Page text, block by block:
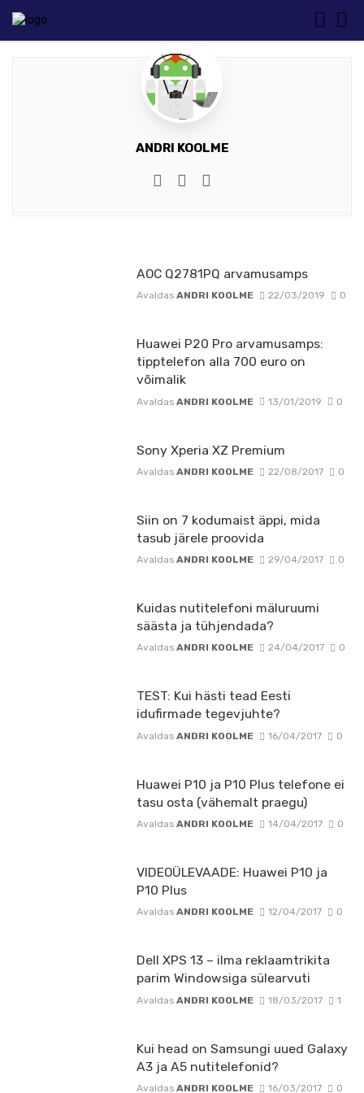
ANDRI KOOLME
WebsiteTwitter
AOC Q2781PQ arvamusamps
Avaldas ANDRI KOOLME 22/03/2019 0
Huawei P20 Pro arvamusamps:
tipptelefon alla 700 euro on
võimalik
Avaldas ANDRI KOOLME 13/01/2019 0
Sony Xperia XZ Premium
Avaldas ANDRI KOOLME 22/08/2017 0
Siin on 7 kodumaist äppi, mida
tasub järele proovida
Avaldas ANDRI KOOLME 29/04/2017 0
Kuidas nutitelefoni mäluruumi
säästa ja tühjendada?
Avaldas ANDRI KOOLME 24/04/2017 0
TEST: Kui hästi tead Eesti
idufirmade tegevjuhte?
Avaldas ANDRI KOOLME 16/04/2017 0
Huawei P10 ja P10 Plus telefone ei
tasu osta (vähemalt praegu)
Avaldas ANDRI KOOLME 14/04/2017 0
VIDEOÜLEVAADE: Huawei P10 ja
P10 Plus
Avaldas ANDRI KOOLME 12/04/2017 0
Dell XPS 13 – ilma reklaamtrikita
parim Windowsiga sülearvuti
Avaldas ANDRI KOOLME 18/03/2017 1
Kui head on Samsungi uued Galaxy
A3 ja A5 nutitelefonid?
Avaldas ANDRI KOOLME 16/03/2017 0